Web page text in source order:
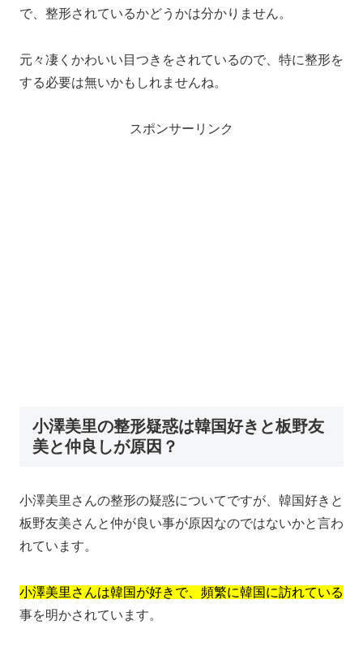
で、整形されているかどうかは分かりません。
元々凄くかわいい目つきをされているので、特に整形を
する必要は無いかもしれませんね。
スポンサーリンク
小澤美里の整形疑惑は韓国好きと板野友
美と仲良しが原因？
小澤美里さんの整形の疑惑についてですが、韓国好きと
板野友美さんと仲が良い事が原因なのではないかと言わ
れています。
小澤美里さんは韓国が好きで、頻繁に韓国に訪れている
事を明かされています。